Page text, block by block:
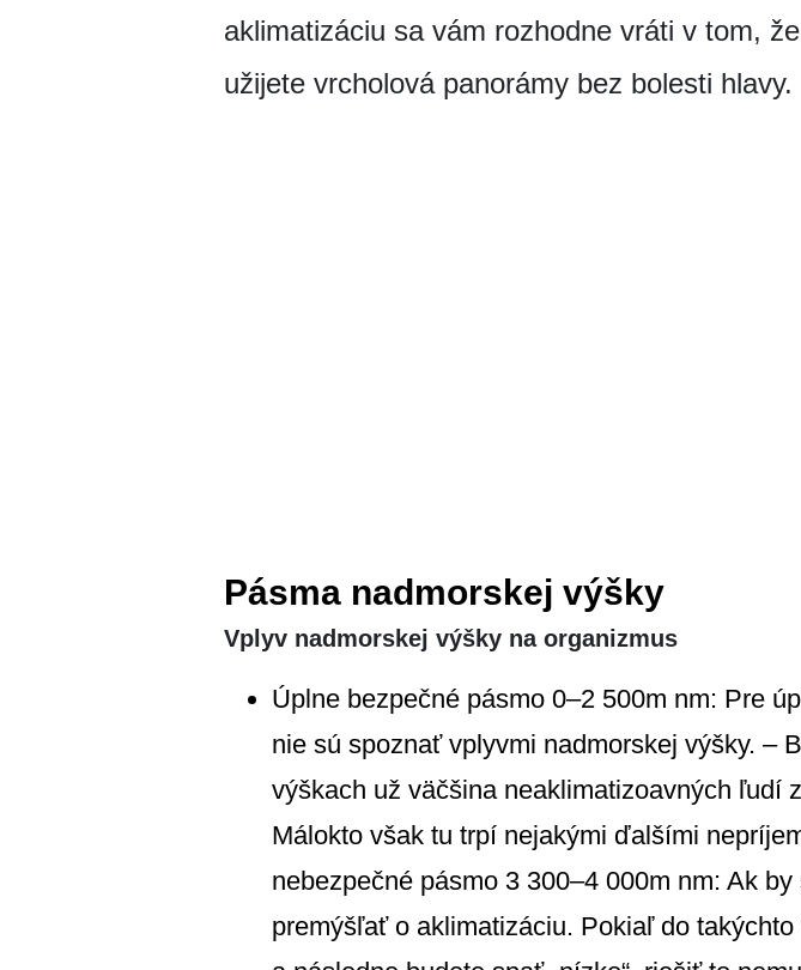
aklimatizáciu sa vám rozhodne vráti v tom,
užijete vrcholová panorámy bez bolesti hlavy.
Pásma nadmorskej výšky
Vplyv nadmorskej výšky na organizmus
Úplne bezpečné pásmo 0–2 500m nm: Pre
nie sú spoznať vplyvmi nadmorskej výšky. –
výškach už väčšina neaklimatizoavných ľudí
Málokto však tu trpí nejakými ďalšími
nebezpečné pásmo 3 300–4 000m nm: Ak
premýšľať o aklimatizáciu. Pokiaľ do